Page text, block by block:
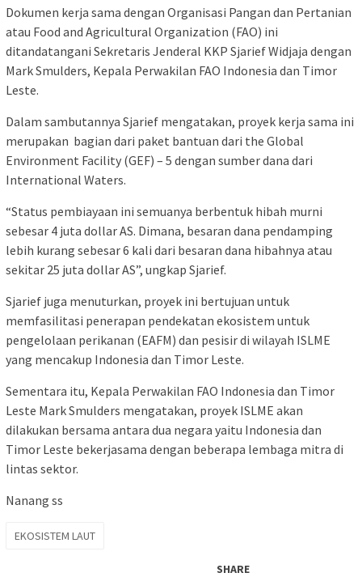
Dokumen kerja sama dengan Organisasi Pangan dan Pertanian
atau Food and Agricultural Organization (FAO) ini
ditandatangani Sekretaris Jenderal KKP Sjarief Widjaja dengan
Mark Smulders, Kepala Perwakilan FAO Indonesia dan Timor
Leste.
Dalam sambutannya Sjarief mengatakan, proyek kerja sama ini
merupakan bagian dari paket bantuan dari the Global
Environment Facility (GEF) – 5 dengan sumber dana dari
International Waters.
“Status pembiayaan ini semuanya berbentuk hibah murni
sebesar 4 juta dollar AS. Dimana, besaran dana pendamping
lebih kurang sebesar 6 kali dari besaran dana hibahnya atau
sekitar 25 juta dollar AS”, ungkap Sjarief.
Sjarief juga menuturkan, proyek ini bertujuan untuk
memfasilitasi penerapan pendekatan ekosistem untuk
pengelolaan perikanan (EAFM) dan pesisir di wilayah ISLME
yang mencakup Indonesia dan Timor Leste.
Sementara itu, Kepala Perwakilan FAO Indonesia dan Timor
Leste Mark Smulders mengatakan, proyek ISLME akan
dilakukan bersama antara dua negara yaitu Indonesia dan
Timor Leste bekerjasama dengan beberapa lembaga mitra di
lintas sektor.
Nanang ss
EKOSISTEM LAUT
SHARE